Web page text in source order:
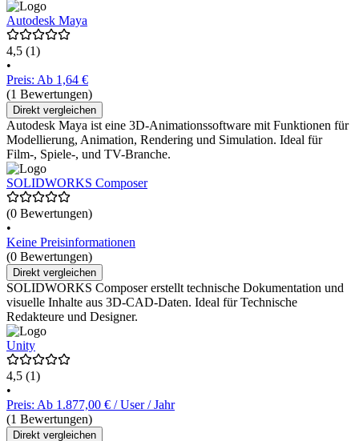
Autodesk Maya
4,5 (1)
•
Preis: Ab 1,64 €
(1 Bewertungen)
Direkt vergleichen
Autodesk Maya ist eine 3D-Animationssoftware mit Funktionen für
Modellierung, Animation, Rendering und Simulation. Ideal für
Film-, Spiele-, und TV-Branche.
SOLIDWORKS Composer
(0 Bewertungen)
•
Keine Preisinformationen
(0 Bewertungen)
Direkt vergleichen
SOLIDWORKS Composer erstellt technische Dokumentation und
visuelle Inhalte aus 3D-CAD-Daten. Ideal für Technische
Redakteure und Designer.
Unity
4,5 (1)
•
Preis: Ab 1.877,00 € / User / Jahr
(1 Bewertungen)
Direkt vergleichen